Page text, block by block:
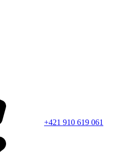
+421 910 619 061